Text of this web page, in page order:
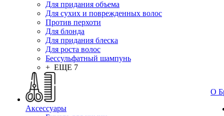
Для придания объема
Для сухих и поврежденных волос
Против перхоти
Для блонда
Для придания блеска
Для роста волос
Бессульфатный шампунь
+ ЕЩЕ 7
Аксессуары
О